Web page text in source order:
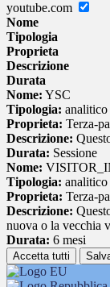
youtube.com
Nome
Tipologia
Proprieta
Descrizione
Durata
Nome: YSC
Tipologia: analitico
Proprieta: Terza-
Descrizione:
Durata: Sessione
Nome:
Tipologia: analitico
Proprieta: Terza-
Descrizione:
nuova o la vecchia
Durata: 6 mesi
Accetta tutti